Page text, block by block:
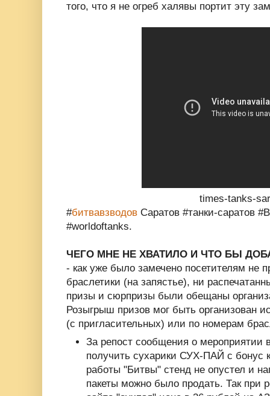
того, что я не огреб халявы портит эту
times-tanks-
#битвавзводов Саратов #танки-саратов
#worldoftanks.
ЧЕГО МНЕ НЕ ХВАТИЛО И ЧТО БЫ
- как уже было замечено посетителям не
браслетики (на запястье), ни
призы и сюрпризы были обещаны
Розыгрыш призов мог быть организован
(с пригласительных) или по номерам
За репост сообщения о мероприятии
получить сухарики СУХ-ПАЙ с бонус
работы "Битвы" стенд не опустел и
пакеты можно было продать. Так при